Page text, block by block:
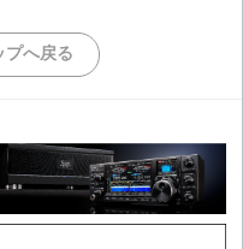
なDXペディション 2001
になります。2000年(3)
プへ戻る